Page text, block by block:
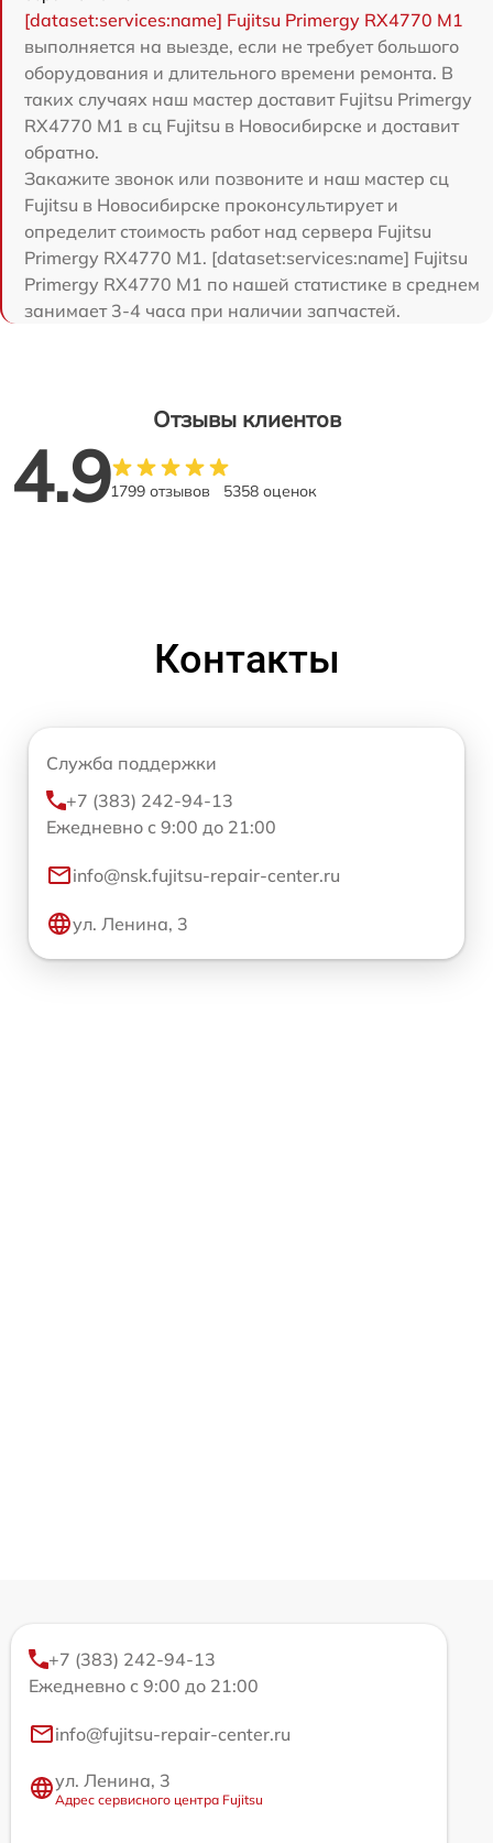
[dataset:services:name] Fujitsu Primergy RX4770 M1
выполняется на выезде, если не требует большого
оборудования и длительного времени ремонта. В
таких случаях наш мастер доставит Fujitsu Primergy
RX4770 M1 в сц Fujitsu в Новосибирске и доставит
обратно.
Закажите звонок или позвоните и наш мастер сц
Fujitsu в Новосибирске проконсультирует и
определит стоимость работ над сервера Fujitsu
Primergy RX4770 M1. [dataset:services:name] Fujitsu
Primergy RX4770 M1 по нашей статистике в среднем
занимает 3-4 часа при наличии запчастей.
Отзывы клиентов
4.91799 отзывов 5358 оценок
Контакты
Служба поддержки
+7 (383) 242-94-13
Ежедневно с 9:00 до 21:00
info@nsk.fujitsu-repair-center.ru
ул. Ленина, 3
+7 (383) 242-94-13
Ежедневно с 9:00 до 21:00
info@fujitsu-repair-center.ru
ул. Ленина, 3
Адрес сервисного центра Fujitsu